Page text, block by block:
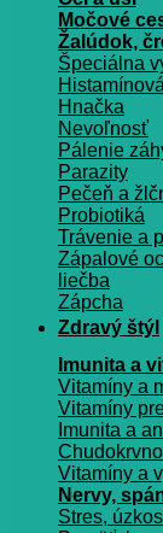
Močové
Žalúdok,
Špeciálna
Hnačka
Nevoľnosť
Pálenie
Parazity
Pečeň a
Probiotiká
Trávenie a
Zápalové
liečba
Zápcha
Zdravý štýl
Imunita a
Vitamíny a
Vitamíny
Imunita a
Vitamíny a
Nervy,
Stres,